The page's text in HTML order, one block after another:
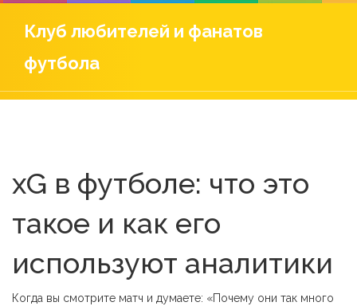
Клуб любителей и фанатов
футбола
xG в футболе: что это
такое и как его
используют аналитики
Когда вы смотрите матч и думаете: «Почему они так много